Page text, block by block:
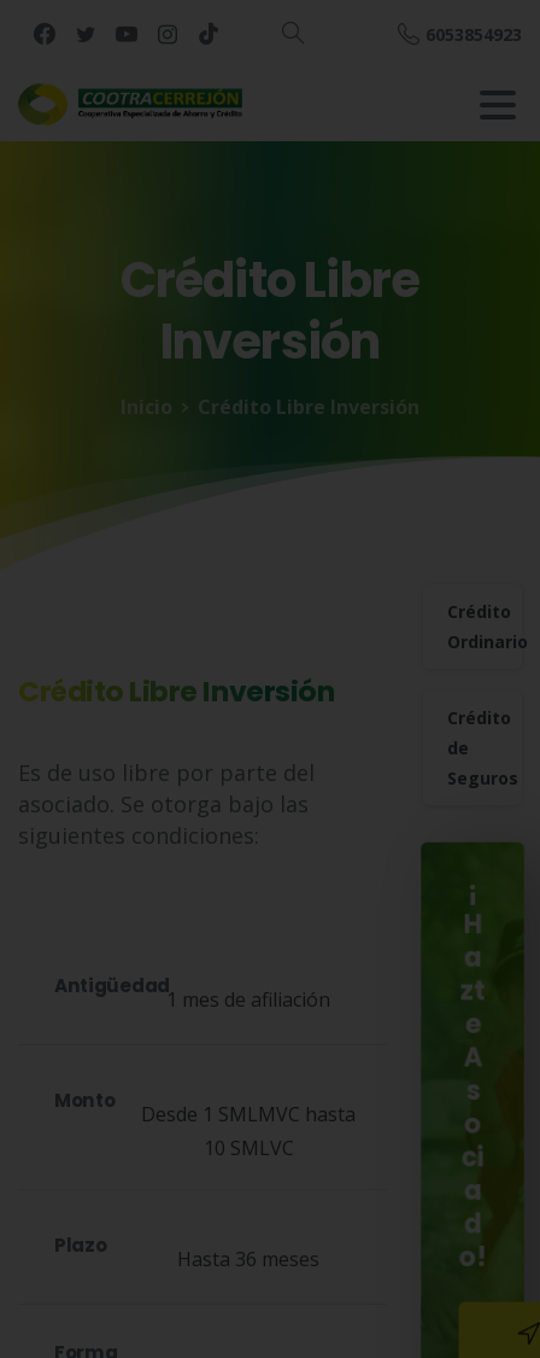
Buscar
6053854923
CréditoLibre
Inversión
Inicio Crédito Libre Inversión
Crédito Libre Inversión
Es de uso libre por parte del
asociado. Se otorga bajo las
siguientes condiciones:
Antigüedad
1 mes de afiliación
Monto
Desde 1 SMLMVC hasta
10 SMLVC
Plazo
Hasta 36 meses
Forma
Crédito
Ordinario
Crédito
de
Seguros
¡
H
a
zt
e
A
s
o
ci
a
d
o!